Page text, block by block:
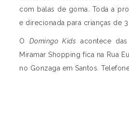
com balas de goma. Toda a
e direcionada para crianças de 3
O Domingo Kids acontece
Miramar Shopping fica na Rua
no Gonzaga em Santos.